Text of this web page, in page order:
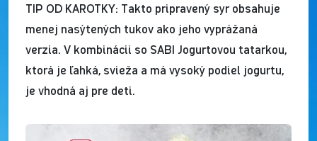
TIP OD KAROTKY: Takto pripravený syr obsahuje
menej nasýtených tukov ako jeho vyprážaná
verzia. V kombinácii so SABI Jogurtovou tatarkou,
ktorá je ľahká, svieža a má vysoký podiel jogurtu,
je vhodná aj pre deti.